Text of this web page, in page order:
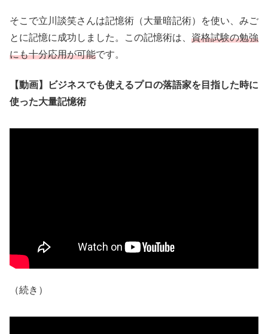
そこで立川談笑さんは記憶術（大量暗記術）を使い、みご
とに記憶に成功しました。この記憶術は、 資格試験の勉強
にも十分応用が可能です。
【動画】ビジネスでも使えるプロの落語家を目指した時に
使った大量記憶術
（続き）